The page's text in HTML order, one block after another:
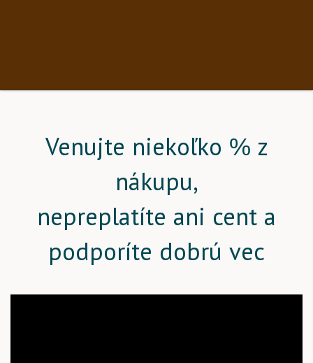
Venujte niekoľko % z
nákupu,
nepreplatíte ani cent a
podporíte dobrú vec